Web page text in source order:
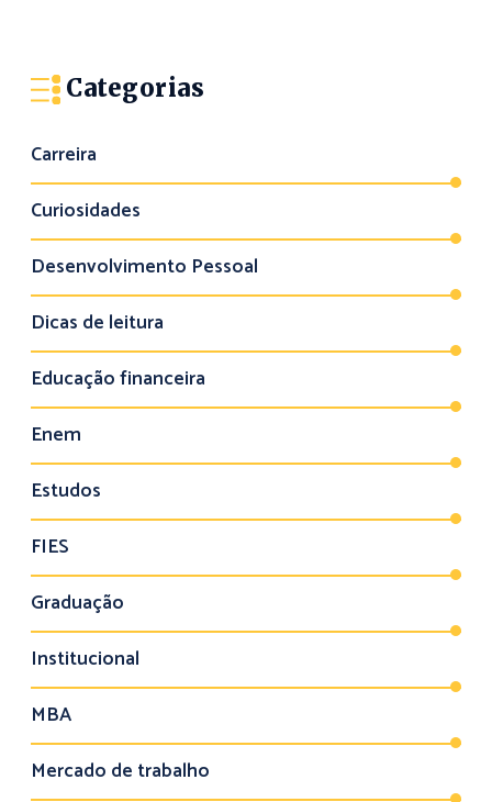
Categorias
Carreira
Curiosidades
Desenvolvimento Pessoal
Dicas de leitura
Educação financeira
Enem
Estudos
FIES
Graduação
Institucional
MBA
Mercado de trabalho